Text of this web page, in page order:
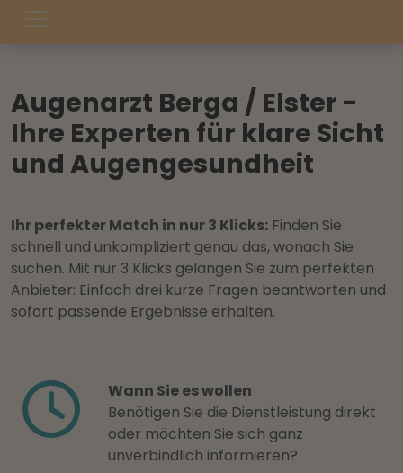
Augenarzt Berga / Elster -
Ihre Experten für klare Sicht
und Augengesundheit
Ihr perfekter Match in nur 3 Klicks: Finden Sie
schnell und unkompliziert genau das, wonach Sie
suchen. Mit nur 3 Klicks gelangen Sie zum perfekten
Anbieter: Einfach drei kurze Fragen beantworten und
sofort passende Ergebnisse erhalten.
Wann Sie es wollen
Benötigen Sie die Dienstleistung direkt
oder möchten Sie sich ganz
unverbindlich informieren?